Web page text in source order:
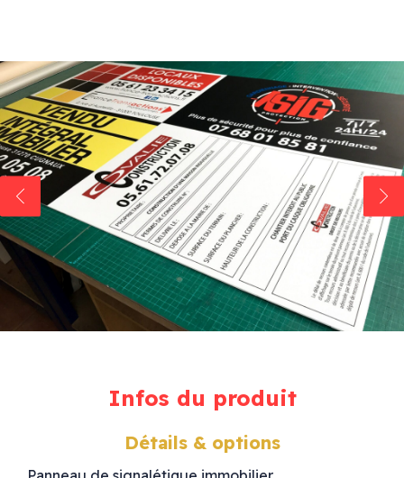
Infos du produit
Détails & options